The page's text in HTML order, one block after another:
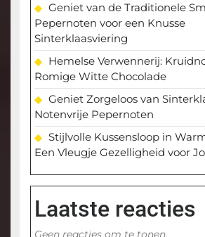
Geniet van de Traditionele
Pepernoten voor een Knusse
Sinterklaasviering
Hemelse Verwennerij:
Romige Witte Chocolade
Geniet Zorgeloos van
Notenvrije Pepernoten
Stijlvolle Kussensloop in
Een Vleugje Gezelligheid voor
Laatste reacties